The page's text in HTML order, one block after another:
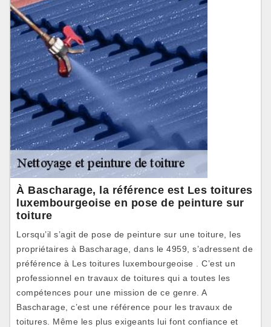
À Bascharage, la référence est Les toitures
luxembourgeoise en pose de peinture sur
toiture
Lorsqu’il s’agit de pose de peinture sur une toiture, les
propriétaires à Bascharage, dans le 4959, s’adressent de
préférence à Les toitures luxembourgeoise . C’est un
professionnel en travaux de toitures qui a toutes les
compétences pour une mission de ce genre. A
Bascharage, c’est une référence pour les travaux de
toitures. Même les plus exigeants lui font confiance et